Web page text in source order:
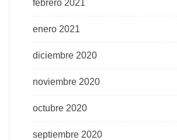
febrero 2021
enero 2021
diciembre 2020
noviembre 2020
octubre 2020
septiembre 2020